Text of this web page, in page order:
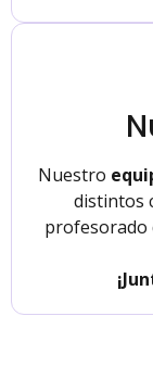
Nuestro
distintos
profesorado